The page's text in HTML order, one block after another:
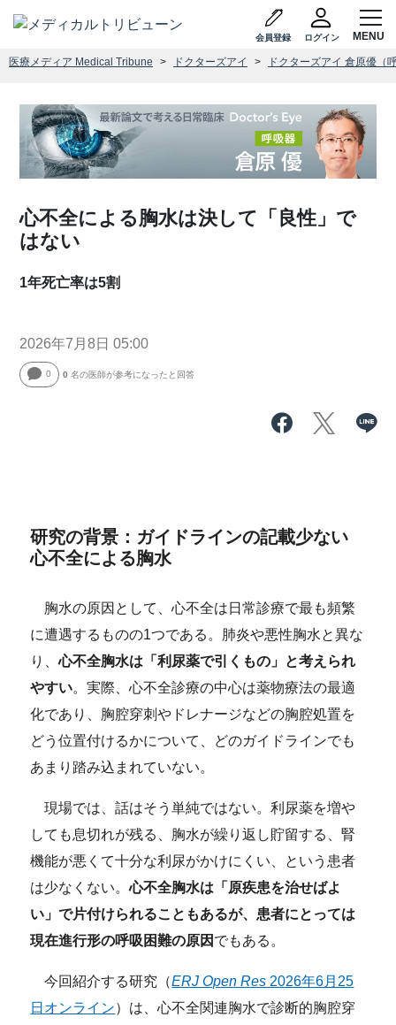
会員登録 ログイン
医療メディア Medical Tribune ドクターズアイ ドクターズアイ 倉原優（
心不全による胸水は決して「良性」で
はない
1年死亡率は5割
2026年7月8日 05:00
0 0 名の医師が参考になったと回答
研究の背景： ガイドラインの記載少ない
心不全による胸水
胸水の原因として、心不全は日常診療で最も頻繁
に遭遇するものの1つである。肺炎や悪性胸水と異な
り、心不全胸水は「利尿薬で引くもの」と考えられ
やすい。実際、心不全診療の中心は薬物療法の最適
化であり、胸腔穿刺やドレナージなどの胸腔処置を
どう位置付けるかについて、どのガイドラインでも
あまり踏み込まれていない。
現場では、話はそう単純ではない。利尿薬を増や
しても息切れが残る、胸水が繰り返し貯留する、腎
機能が悪くて十分な利尿がかけにくい、という患者
は少なくない。心不全胸水は「原疾患を治せばよ
い」で片付けられることもあるが、患者にとっては
現在進行形の呼吸困難の原因 でもある。
今回紹介する研究（ERJ Open Res 2026年6月25
日オンライン）は、心不全関連胸水で診断的胸腔穿